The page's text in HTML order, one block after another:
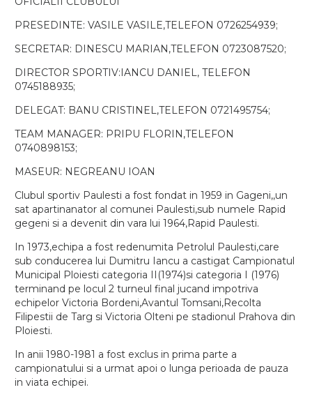
PRESEDINTE: VASILE VASILE,TELEFON 0726254939;
SECRETAR: DINESCU MARIAN,TELEFON 0723087520;
DIRECTOR SPORTIV:IANCU DANIEL, TELEFON
0745188935;
DELEGAT: BANU CRISTINEL,TELEFON 0721495754;
TEAM MANAGER: PRIPU FLORIN,TELEFON
0740898153;
MASEUR: NEGREANU IOAN
Clubul sportiv Paulesti a fost fondat in 1959 in Gageni,,un
sat apartinanator al comunei Paulesti,sub numele Rapid
gegeni si a devenit din vara lui 1964,Rapid Paulesti.
In 1973,echipa a fost redenumita Petrolul Paulesti,care
sub conducerea lui Dumitru Iancu a castigat Campionatul
Municipal Ploiesti categoria II(1974)si categoria I (1976)
terminand pe locul 2 turneul final jucand impotriva
echipelor Victoria Bordeni,Avantul Tomsani,Recolta
Filipestii de Targ si Victoria Olteni pe stadionul Prahova din
Ploiesti.
In anii 1980-1981 a fost exclus in prima parte a
campionatului si a urmat apoi o lunga perioada de pauza
in viata echipei.